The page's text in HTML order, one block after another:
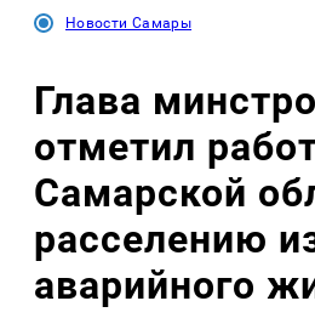
Новости Самары
Глава
отметил
Самарской
расселению
аварийного